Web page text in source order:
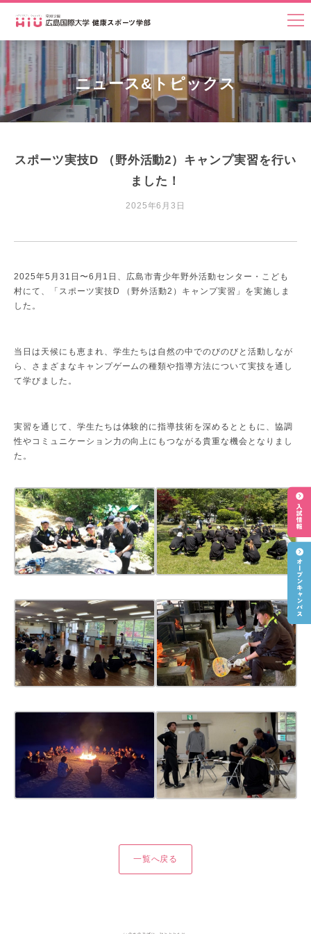
ニュース&トピックス
スポーツ実技D （野外活動2）キャンプ実習を行い
ました！
2025年6月3日
2025年5月31日〜6月1日、広島市青少年野外活動センター・こども
村にて、「スポーツ実技D （野外活動2）キャンプ実習」を実施しま
した。
当日は天候にも恵まれ、学生たちは自然の中でのびのびと活動しなが
ら、さまざまなキャンプゲームの種類や指導方法について実技を通し
て学びました。
実習を通じて、学生たちは体験的に指導技術を深めるとともに、協調
性やコミュニケーション力の向上にもつながる貴重な機会となりまし
た。
一覧へ戻る